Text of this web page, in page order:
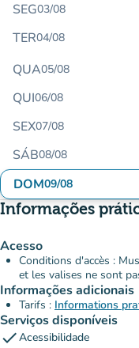
SEG03/08
TER04/08
QUA05/08
QUI06/08
SEX07/08
SÁB08/08
DOM09/08
Informações
Acesso
Conditions d'accès :
et les valises ne sont
Informações adicionais
Tarifs : Informations
Serviços disponíveis
checkAcessibilidade